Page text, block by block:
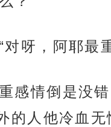
呀，阿耶最
感情倒是没
的人他冷血无